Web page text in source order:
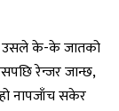
उसले के-के जातको
रेन्जर जान्छ,
नापजाँच सकेर